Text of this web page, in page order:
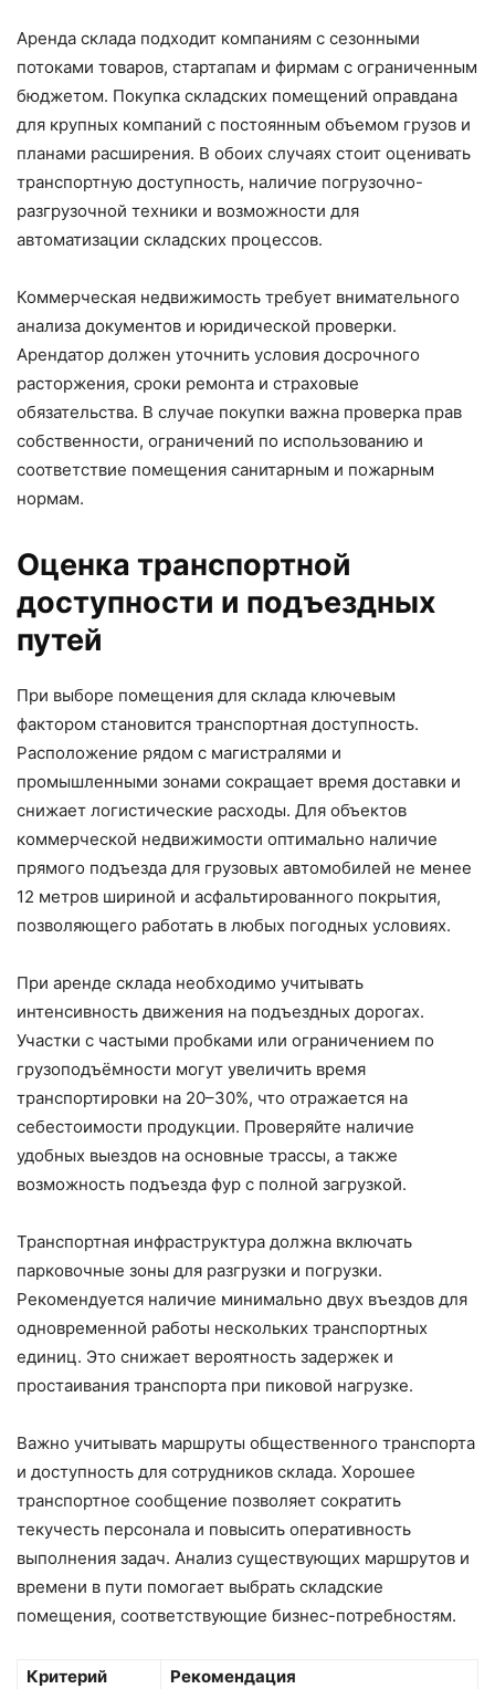
Аренда склада подходит компаниям с сезонными
потоками товаров, стартапам и фирмам с ограниченным
бюджетом. Покупка складских помещений оправдана
для крупных компаний с постоянным объемом грузов и
планами расширения. В обоих случаях стоит оценивать
транспортную доступность, наличие погрузочно-
разгрузочной техники и возможности для
автоматизации складских процессов.
Коммерческая недвижимость требует внимательного
анализа документов и юридической проверки.
Арендатор должен уточнить условия досрочного
расторжения, сроки ремонта и страховые
обязательства. В случае покупки важна проверка прав
собственности, ограничений по использованию и
соответствие помещения санитарным и пожарным
нормам.
Оценка транспортной
доступности и подъездных
путей
При выборе помещения для склада ключевым
фактором становится транспортная доступность.
Расположение рядом с магистралями и
промышленными зонами сокращает время доставки и
снижает логистические расходы. Для объектов
коммерческой недвижимости оптимально наличие
прямого подъезда для грузовых автомобилей не менее
12 метров шириной и асфальтированного покрытия,
позволяющего работать в любых погодных условиях.
При аренде склада необходимо учитывать
интенсивность движения на подъездных дорогах.
Участки с частыми пробками или ограничением по
грузоподъёмности могут увеличить время
транспортировки на 20–30%, что отражается на
себестоимости продукции. Проверяйте наличие
удобных выездов на основные трассы, а также
возможность подъезда фур с полной загрузкой.
Транспортная инфраструктура должна включать
парковочные зоны для разгрузки и погрузки.
Рекомендуется наличие минимально двух въездов для
одновременной работы нескольких транспортных
единиц. Это снижает вероятность задержек и
простаивания транспорта при пиковой нагрузке.
Важно учитывать маршруты общественного транспорта
и доступность для сотрудников склада. Хорошее
транспортное сообщение позволяет сократить
текучесть персонала и повысить оперативность
выполнения задач. Анализ существующих маршрутов и
времени в пути помогает выбрать складские
помещения, соответствующие бизнес-потребностям.
Критерий
Рекомендация